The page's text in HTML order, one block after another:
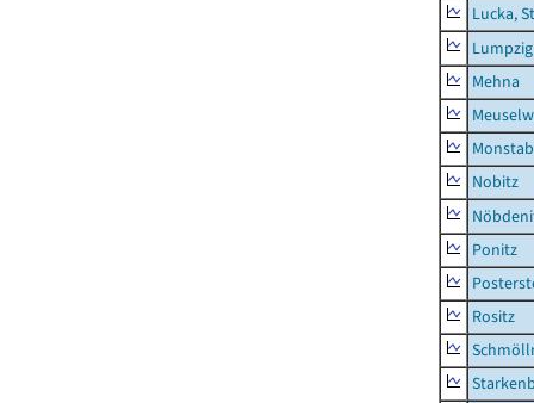
Lucka,
Lumpzig
Mehna
Monstab
Nobitz
Ponitz
Rositz